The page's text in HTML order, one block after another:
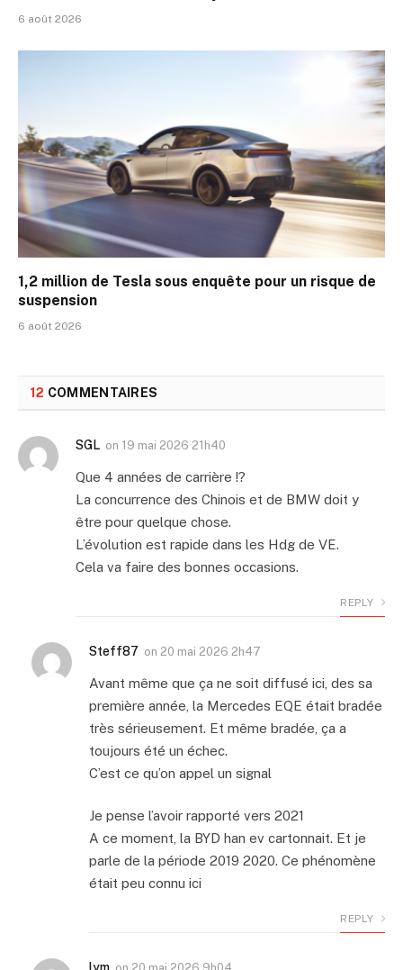
6 août 2026
1,2 million de Tesla sous enquête pour un risque de
suspension
6 août 2026
12 COMMENTAIRES
SGL on 19 mai 2026 21h40
Que 4 années de carrière !?
La concurrence des Chinois et de BMW doit y
être pour quelque chose.
L’évolution est rapide dans les Hdg de VE.
Cela va faire des bonnes occasions.
REPLY
Steff87 on 20 mai 2026 2h47
Avant même que ça ne soit diffusé ici, des sa
première année, la Mercedes EQE était bradée
très sérieusement. Et même bradée, ça a
toujours été un échec.
C’est ce qu’on appel un signal
Je pense l’avoir rapporté vers 2021
A ce moment, la BYD han ev cartonnait. Et je
parle de la période 2019 2020. Ce phénomène
était peu connu ici
REPLY